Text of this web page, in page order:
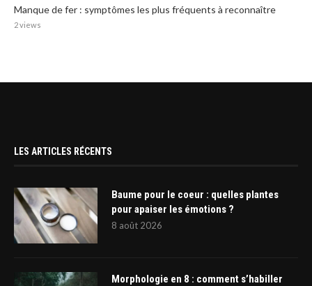
Manque de fer : symptômes les plus fréquents à reconnaître
2 views
LES ARTICLES RÉCENTS
Baume pour le coeur : quelles plantes
pour apaiser les émotions ?
8 août 2026
Morphologie en 8 : comment s’habiller